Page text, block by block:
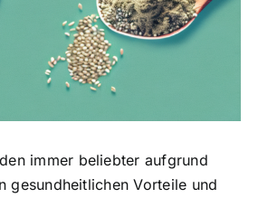
immer beliebter aufgrund
gesundheitlichen Vorteile und